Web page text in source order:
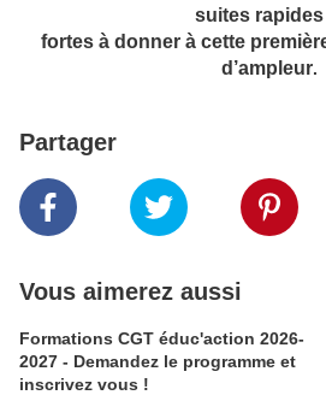
suites rapides
fortes à donner à cette
d’ampleur.
Partager
Vous aimerez aussi
Formations CGT éduc'action 2026-
2027 - Demandez le programme et
inscrivez vous !